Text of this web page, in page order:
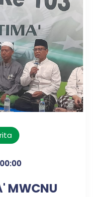
MWCNU